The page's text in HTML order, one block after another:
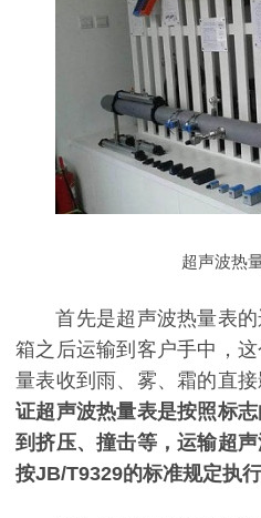
超声波热
首先是超声波热量表
箱之后运输到客户手中，
量表收到雨、雾、霜的直
证超声波热量表是按照标
到挤压、撞击等，运输超
按JB/T9329的标准规定执行